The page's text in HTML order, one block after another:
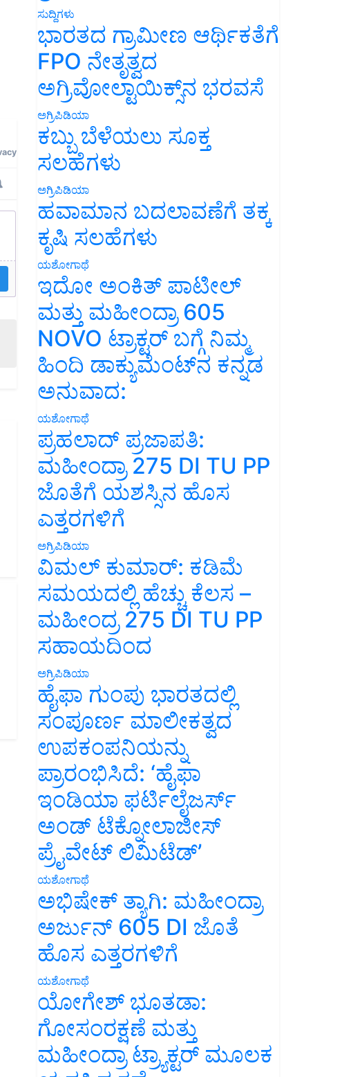
ಸುದ್ದಿಗಳು
ಭಾರತದ ಗ್ರಾಮೀಣ ಆರ್ಥಿಕತೆಗೆ
FPO ನೇತೃತ್ವದ
ಅಗ್ರಿವೋಲ್ಟಾಯಿಕ್ಸ್‌ನ ಭರವಸೆ
ಅಗ್ರಿಪಿಡಿಯಾ
ಕಬ್ಬು ಬೆಳೆಯಲು ಸೂಕ್ತ
ಸಲಹೆಗಳು
ಅಗ್ರಿಪಿಡಿಯಾ
ಹವಾಮಾನ ಬದಲಾವಣೆಗೆ ತಕ್ಕ
ಕೃಷಿ ಸಲಹೆಗಳು
ಯಶೋಗಾಥೆ
ಇದೋ ಅಂಕಿತ್ ಪಾಟೀಲ್
ಮತ್ತು ಮಹೀಂದ್ರಾ 605
NOVO ಟ್ರಾಕ್ಟರ್ ಬಗ್ಗೆ ನಿಮ್ಮ
ಹಿಂದಿ ಡಾಕ್ಯುಮೆಂಟ್‌ನ ಕನ್ನಡ
ಅನುವಾದ:
ಯಶೋಗಾಥೆ
ಪ್ರಹಲಾದ್ ಪ್ರಜಾಪತಿ:
ಮಹೀಂದ್ರಾ 275 DI TU PP
ಜೊತೆಗೆ ಯಶಸ್ಸಿನ ಹೊಸ
ಎತ್ತರಗಳಿಗೆ
ಅಗ್ರಿಪಿಡಿಯಾ
ವಿಮಲ್ ಕುಮಾರ್: ಕಡಿಮೆ
ಸಮಯದಲ್ಲಿ ಹೆಚ್ಚು ಕೆಲಸ –
ಮಹೀಂದ್ರ 275 DI TU PP
ಸಹಾಯದಿಂದ
ಅಗ್ರಿಪಿಡಿಯಾ
ಹೈಫಾ ಗುಂಪು ಭಾರತದಲ್ಲಿ
ಸಂಪೂರ್ಣ ಮಾಲೀಕತ್ವದ
ಉಪಕಂಪನಿಯನ್ನು
ಪ್ರಾರಂಭಿಸಿದೆ: ‘ಹೈಫಾ
ಇಂಡಿಯಾ ಫರ್ಟಿಲೈಜರ್ಸ್
ಅಂಡ್ ಟೆಕ್ನೋಲಾಜೀಸ್
ಪ್ರೈವೇಟ್ ಲಿಮಿಟೆಡ್’
ಯಶೋಗಾಥೆ
ಅಭಿಷೇಕ್ ತ್ಯಾಗಿ: ಮಹೀಂದ್ರಾ
ಅರ್ಜುನ್ 605 DI ಜೊತೆ
ಹೊಸ ಎತ್ತರಗಳಿಗೆ
ಯಶೋಗಾಥೆ
ಯೋಗೇಶ್ ಭೂತಡಾ:
ಗೋಸಂರಕ್ಷಣೆ ಮತ್ತು
ಮಹೀಂದ್ರಾ ಟ್ರ್ಯಾಕ್ಟರ್ ಮೂಲಕ